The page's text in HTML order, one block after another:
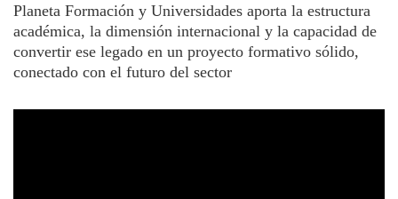
Planeta Formación y Universidades aporta la estructura
académica, la dimensión internacional y la capacidad de
convertir ese legado en un proyecto formativo sólido,
conectado con el futuro del sector